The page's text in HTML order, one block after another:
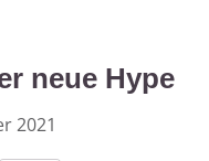
neue Hype
2021